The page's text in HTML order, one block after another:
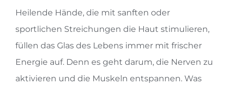
Heilende Hände, die mit sanften oder
sportlichen Streichungen die Haut stimulieren,
füllen das Glas des Lebens immer mit frischer
Energie auf. Denn es geht darum, die Nerven zu
aktivieren und die Muskeln entspannen. Was